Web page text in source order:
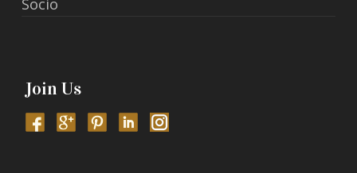
Socio
Join Us